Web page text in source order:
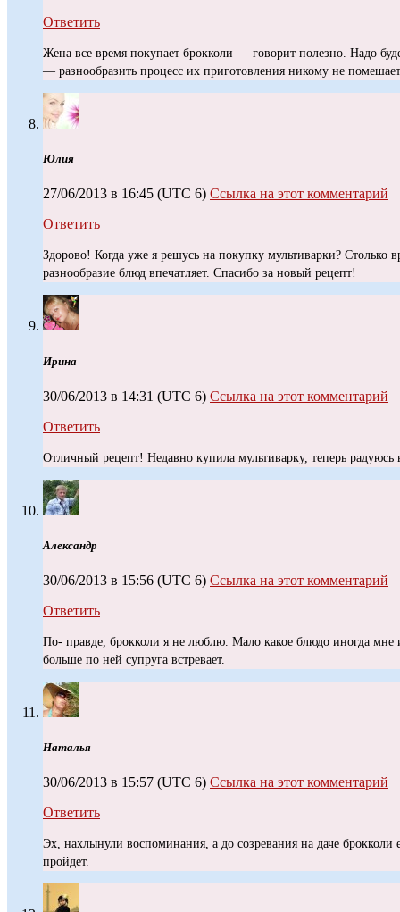
Ответить
Жена все время покупает брокколи — говорит полезно. Надо
— разнообразить процесс их приготовления никому не
Юлия
27/06/2013 в 16:45 (UTC 6) Ссылка на этот комментарий
Ответить
Здорово! Когда уже я решусь на покупку мультиварки? Столько
разнообразие блюд впечатляет. Спасибо за новый рецепт!
Ирина
30/06/2013 в 14:31 (UTC 6) Ссылка на этот комментарий
Ответить
Отличный рецепт! Недавно купила мультиварку, теперь радуюсь
Александр
30/06/2013 в 15:56 (UTC 6) Ссылка на этот комментарий
Ответить
По- правде, брокколи я не люблю. Мало какое блюдо иногда мне
больше по ней супруга встревает.
Наталья
30/06/2013 в 15:57 (UTC 6) Ссылка на этот комментарий
Ответить
Эх, нахлынули воспоминания, а до созревания на даче
пройдет.